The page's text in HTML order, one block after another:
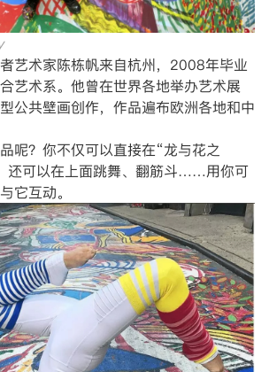
艺术家陈栋帆来自杭州，2008年毕业
艺术系。他曾在世界各地举办艺术展
公共壁画创作，作品遍布欧洲各地和中
呢？你不仅可以直接在“龙与花之
还可以在上面跳舞、翻筋斗……用你可
它互动。